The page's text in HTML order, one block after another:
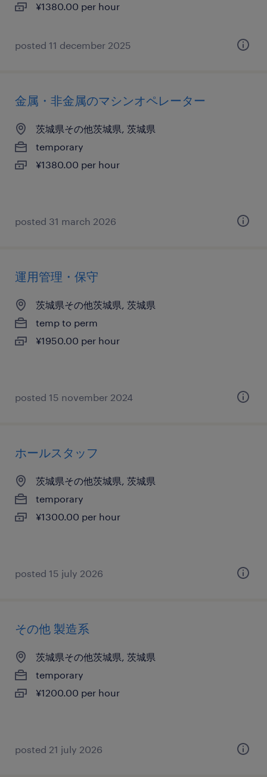
¥1380.00 per hour
posted 11 december 2025
金属・非金属のマシンオペレーター
茨城県その他茨城県, 茨城県
temporary
¥1380.00 per hour
posted 31 march 2026
運用管理・保守
茨城県その他茨城県, 茨城県
temp to perm
¥1950.00 per hour
posted 15 november 2024
ホールスタッフ
茨城県その他茨城県, 茨城県
temporary
¥1300.00 per hour
posted 15 july 2026
その他 製造系
茨城県その他茨城県, 茨城県
temporary
¥1200.00 per hour
posted 21 july 2026